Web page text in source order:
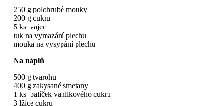
250 g polohrubé mouky
200 g cukru
5 ks vajec
tuk na vymazání plechu
mouka na vysypání plechu
Na náplň
500 g tvarohu
400 g zakysané smetany
1 ks balíček vanilkového cukru
3 lžíce cukru